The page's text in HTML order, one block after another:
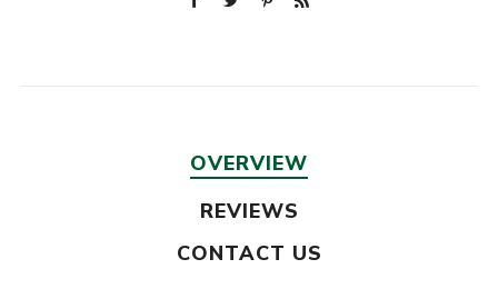
OVERVIEW
REVIEWS
CONTACT US